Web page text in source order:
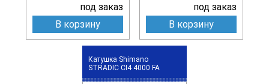
под заказ
В корзину
под заказ
В корзину
Катушка Shimano
STRADIC CI4 4000 FA